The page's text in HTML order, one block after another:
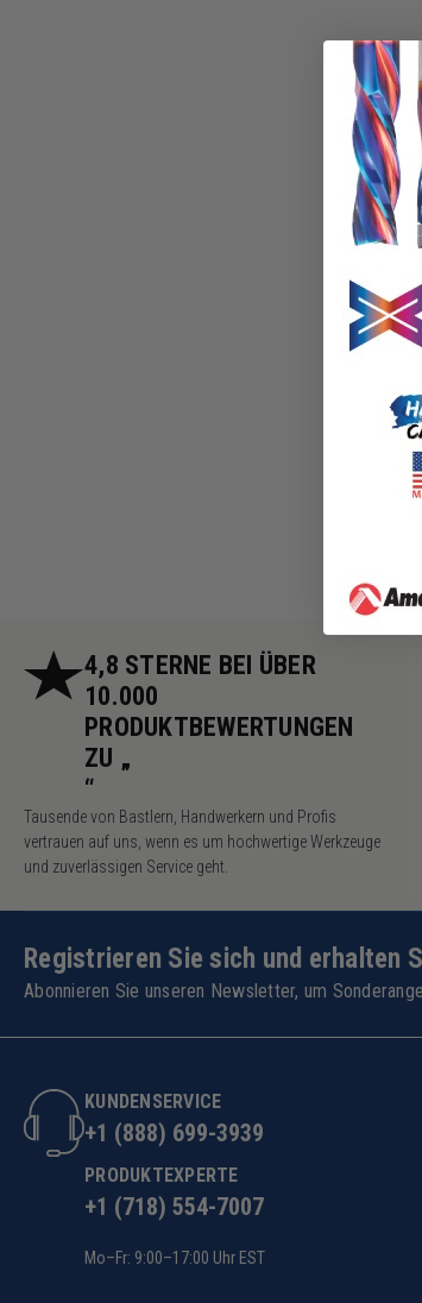
4,8 STERNE BEI ÜBER
10.000
PRODUKTBEWERTUNGEN
ZU „
“
Tausende von Bastlern, Handwerkern und Profis
vertrauen auf uns, wenn es um hochwertige Werkzeuge
und zuverlässigen Service geht.
Registrieren Sie sich und erhalten
Abonnieren Sie unseren Newsletter, um
KUNDENSERVICE
+1 (888) 699-3939
PRODUKTEXPERTE
+1 (718) 554-7007
Mo–Fr: 9:00–17:00 Uhr EST